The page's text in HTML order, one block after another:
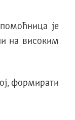
је
на високим
формирати